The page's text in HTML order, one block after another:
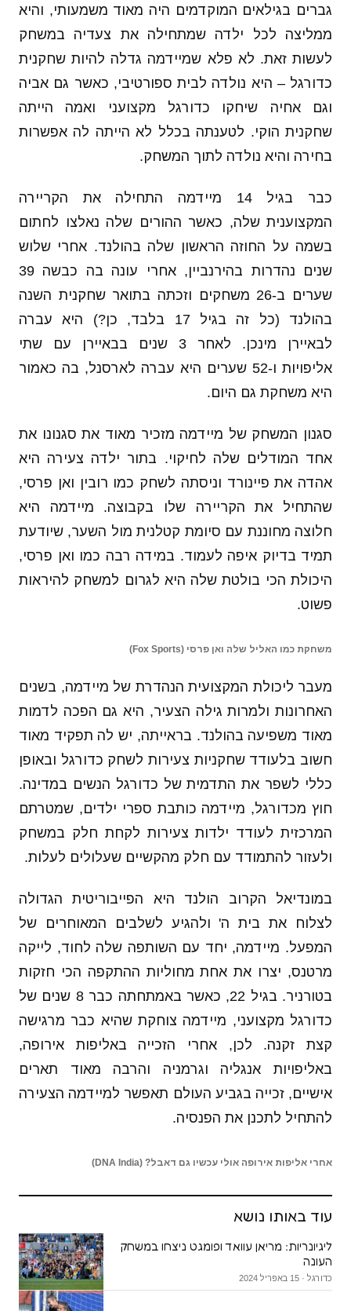
גברים בגילאים המוקדמים היה מאוד משמעותי, והיא
ממליצה לכל ילדה שמתחילה את צעדיה במשחק
לעשות זאת. לא פלא שמיידמה גדלה להיות שחקנית
כדורגל – היא נולדה לבית ספורטיבי, כאשר גם אביה
וגם אחיה שיחקו כדורגל מקצועני ואמה הייתה
שחקנית הוקי. לטענתה בכלל לא הייתה לה אפשרות
בחירה והיא נולדה לתוך המשחק.
כבר בגיל 14 מיידמה התחילה את הקריירה
המקצוענית שלה, כאשר ההורים שלה נאלצו לחתום
בשמה על החוזה הראשון שלה בהולנד. אחרי שלוש
שנים נהדרות בהירנביין, אחרי עונה בה כבשה 39
שערים ב-26 משחקים וזכתה בתואר שחקנית השנה
בהולנד (כל זה בגיל 17 בלבד, כן?) היא עברה
לבאיירן מינכן. לאחר 3 שנים בבאיירן עם שתי
אליפויות ו-52 שערים היא עברה לארסנל, בה כאמור
היא משחקת גם היום.
סגנון המשחק של מיידמה מזכיר מאוד את סגנונו את
אחד המודלים שלה לחיקוי. בתור ילדה צעירה היא
אהדה את פיינורד וניסתה לשחק כמו רובין ואן פרסי,
שהתחיל את הקריירה שלו בקבוצה. מיידמה היא
חלוצה מחוננת עם סיומת קטלנית מול השער, שיודעת
תמיד בדיוק איפה לעמוד. במידה רבה כמו ואן פרסי,
היכולת הכי בולטת שלה היא לגרום למשחק להיראות
פשוט.
משחקת כמו האליל שלה ואן פרסי (Fox Sports)
מעבר ליכולת המקצועית הנהדרת של מיידמה, בשנים
האחרונות ולמרות גילה הצעיר, היא גם הפכה לדמות
מאוד משפיעה בהולנד. בראייתה, יש לה תפקיד מאוד
חשוב בלעודד שחקניות צעירות לשחק כדורגל ובאופן
כללי לשפר את התדמית של כדורגל הנשים במדינה.
חוץ מכדורגל, מיידמה כותבת ספרי ילדים, שמטרתם
המרכזית לעודד ילדות צעירות לקחת חלק במשחק
ולעזור להתמודד עם חלק מהקשיים שעלולים לעלות.
במונדיאל הקרוב הולנד היא הפייבוריטית הגדולה
לצלוח את בית ה' ולהגיע לשלבים המאוחרים של
המפעל. מיידמה, יחד עם השותפה שלה לחוד, לייקה
מרטנס, יצרו את אחת מחוליות ההתקפה הכי חזקות
בטורניר. בגיל 22, כאשר באמתחתה כבר 8 שנים של
כדורגל מקצועני, מיידמה צוחקת שהיא כבר מרגישה
קצת זקנה. לכן, אחרי הזכייה באליפות אירופה,
באליפויות אנגליה וגרמניה והרבה מאוד תארים
אישיים, זכייה בגביע העולם תאפשר למיידמה הצעירה
להתחיל לתכנן את הפנסיה.
אחרי אליפות אירופה אולי עכשיו גם דאבל? (DNA India)
עוד באותו נושא
ליגיונריות: מריאן עוואד ופומגט ניצחו במשחק
העונה
כדורגל · 15 באפריל 2024